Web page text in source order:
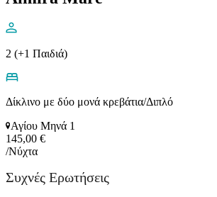
2 (+1 Παιδιά)
Δίκλινο με δύο μονά κρεβάτια/Διπλό
Αγίου Μηνά 1
145,00 €
/Νύχτα
Συχνές Ερωτήσεις